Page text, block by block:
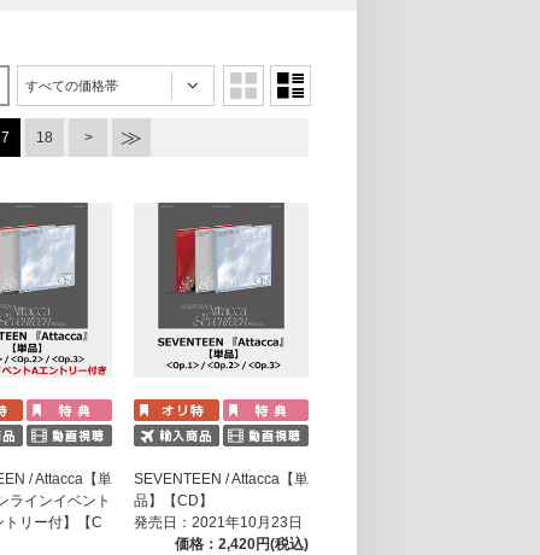
すべての価格帯
18
/ Attacca【単
ラインイベント
トリー付】【C
SEVENTEEN / Attacca【単
品】【CD】
発売日：2021年10月23日
価格：2,420円(税込)